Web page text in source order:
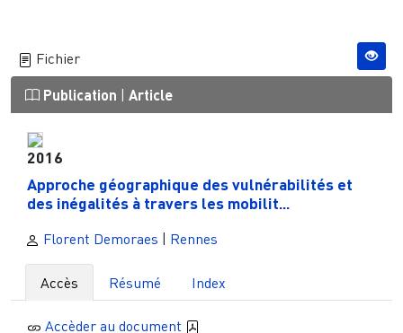
Fichier
Publication Article
2016
Approche géographique des vulnérabilités et
des inégalités à travers les mobilit...
Florent Demoraes Rennes
Accès Résumé Index
Accèder au document